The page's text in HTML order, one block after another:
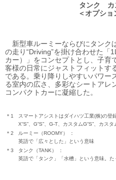
タンク カ
＜オプショ
新型車ルーミーならびにタンク
の走り“Driving”を掛け合わせた「
カー）」をコンセプトとし、子育
客様の日常にジャストフィットす
である。乗り降りしやすいパワー
る室内の広さ、多彩なシートアレ
コンパクトカーに凝縮した。
＊1
スマートアシストはダイハツ工業(株)の登
X“S”、G“S”、G-T、カスタムG“S”、カス
＊2
ルーミー（ROOMY）
英語で「広々とした」という意味
＊3
タンク（TANK）
英語で「タンク」「水槽」という意味。